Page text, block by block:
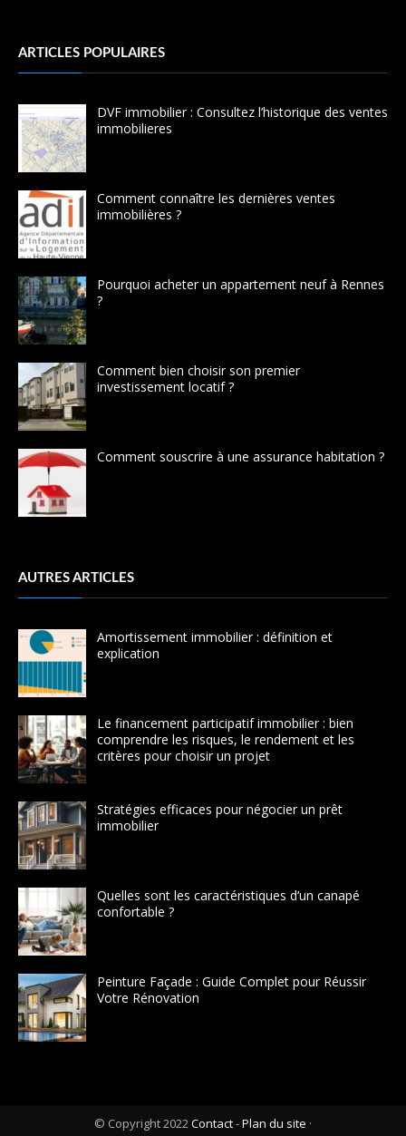
ARTICLES POPULAIRES
DVF immobilier : Consultez l’historique des ventes
immobilieres
Comment connaître les dernières ventes
immobilières ?
Pourquoi acheter un appartement neuf à Rennes
?
Comment bien choisir son premier
investissement locatif ?
Comment souscrire à une assurance habitation ?
AUTRES ARTICLES
Amortissement immobilier : définition et
explication
Le financement participatif immobilier : bien
comprendre les risques, le rendement et les
critères pour choisir un projet
Stratégies efficaces pour négocier un prêt
immobilier
Quelles sont les caractéristiques d’un canapé
confortable ?
Peinture Façade : Guide Complet pour Réussir
Votre Rénovation
© Copyright 2022Contact-Plan du site ·